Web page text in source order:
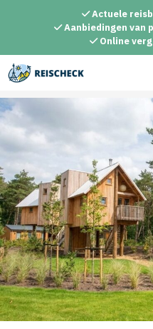
inhoud
Actuele
Aanbiedingen van
Online